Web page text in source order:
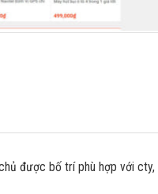
được bố trí phù hợp với